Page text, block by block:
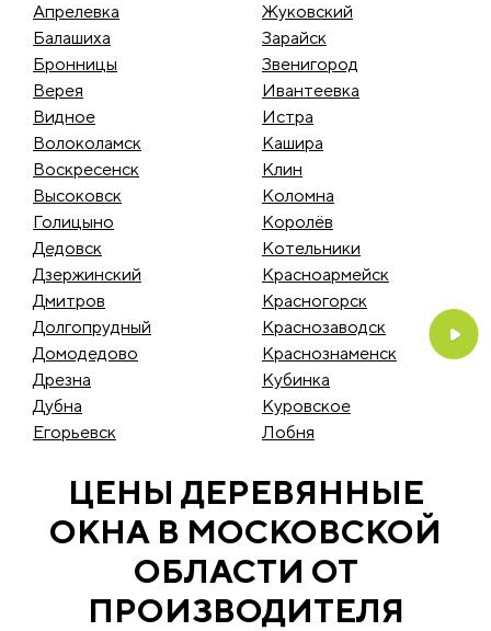
Апрелевка
Балашиха
Бронницы
Верея
Видное
Волоколамск
Воскресенск
Высоковск
Голицыно
Дедовск
Дзержинский
Дмитров
Долгопрудный
Домодедово
Дрезна
Дубна
Егорьевск
Жуковский
Зарайск
Звенигород
Ивантеевка
Истра
Кашира
Клин
Коломна
Королёв
Котельники
Красноармейск
Красногорск
Краснозаводск
Краснознаменск
Кубинка
Куровское
Лобня
ЦЕНЫ ДЕРЕВЯННЫЕ
ОКНА В МОСКОВСКОЙ
ОБЛАСТИ ОТ
ПРОИЗВОДИТЕЛЯ